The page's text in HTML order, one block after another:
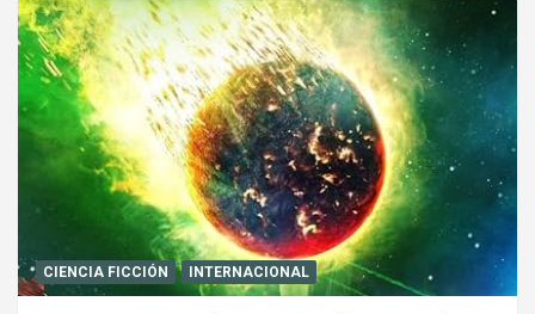
CIENCIA FICCIÓN INTERNACIONAL